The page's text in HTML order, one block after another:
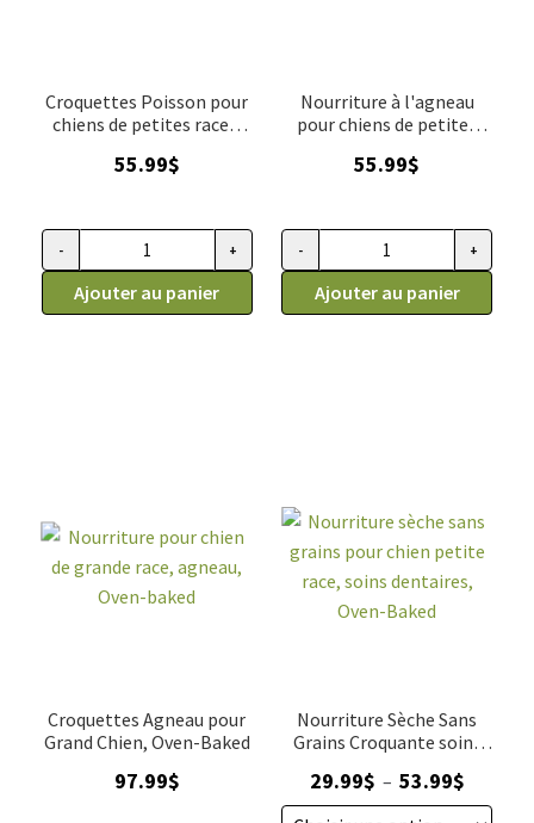
Croquettes Poisson pour
chiens de petites races,
55.99$
quantité
Nourriture
Oven-
baked
- +
Ajouter au panier
Nourriture à l'agneau
pour chiens de petites
55.99$
quantité
Nourriture
agneau,
Oven-
baked
- +
Ajouter au panier
Croquettes Agneau pour
Grand Chien, Oven-Baked
97.99$
Nourriture Sèche Sans
Grains Croquante soins
race
29.99$ – 53.99$Plage
de